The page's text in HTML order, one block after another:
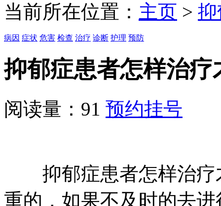
当前所在位置： 主页 >
病因 症状 危害 检查 治疗 诊断 护理 预防
抑郁症患者怎样治疗
阅读量：91 预约挂号
抑郁症患者怎样治疗
重的，如果不及时的去